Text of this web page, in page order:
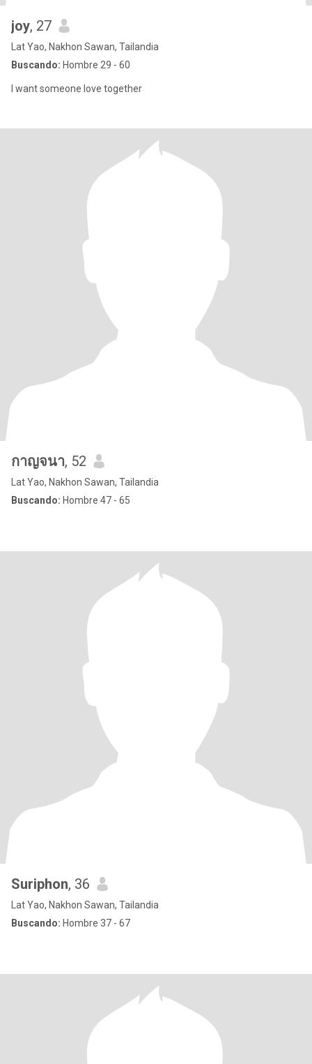
joy, 27
Lat Yao, Nakhon Sawan, Tailandia
Buscando: Hombre 29 - 60
I want someone love together
กาญจนา, 52
Lat Yao, Nakhon Sawan, Tailandia
Buscando: Hombre 47 - 65
Suriphon, 36
Lat Yao, Nakhon Sawan, Tailandia
Buscando: Hombre 37 - 67